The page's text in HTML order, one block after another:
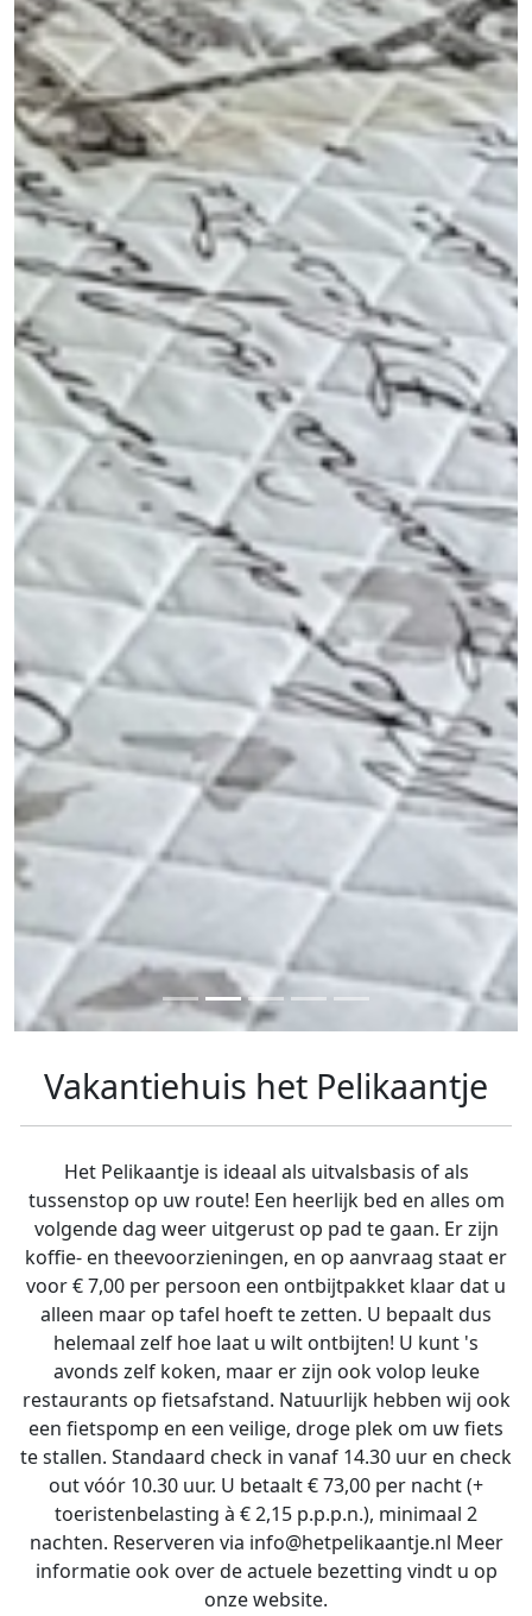
Vakantiehuis het Pelikaantje
Het Pelikaantje is ideaal als uitvalsbasis of als
tussenstop op uw route! Een heerlijk bed en alles om
volgende dag weer uitgerust op pad te gaan. Er zijn
koffie- en theevoorzieningen, en op aanvraag staat er
voor € 7,00 per persoon een ontbijtpakket klaar dat u
alleen maar op tafel hoeft te zetten. U bepaalt dus
helemaal zelf hoe laat u wilt ontbijten! U kunt 's
avonds zelf koken, maar er zijn ook volop leuke
restaurants op fietsafstand. Natuurlijk hebben wij ook
een fietspomp en een veilige, droge plek om uw fiets
te stallen. Standaard check in vanaf 14.30 uur en check
out vóór 10.30 uur. U betaalt € 73,00 per nacht (+
toeristenbelasting à € 2,15 p.p.p.n.), minimaal 2
nachten. Reserveren via info@hetpelikaantje.nl Meer
informatie ook over de actuele bezetting vindt u op
onze website.